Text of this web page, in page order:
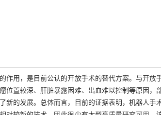
作用，是目前公认的开放手术的替代方案。与开
位置较深、肝脏暴露困难、出血难以控制等原因，
新的发展。总体而言，目前的证据表明，机器人